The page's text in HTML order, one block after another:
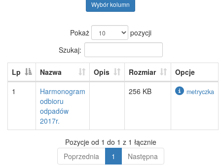
Wybór kolumn
Pokaż
pozycji
Szukaj:
Lp Nazwa Opis Rozmiar
Opcje
1
Harmonogram
odbioru
odpadów
2017r.
256 KB metryczka
Pozycje od 1 do 1 z 1 łącznie
Poprzednia
1 Następna